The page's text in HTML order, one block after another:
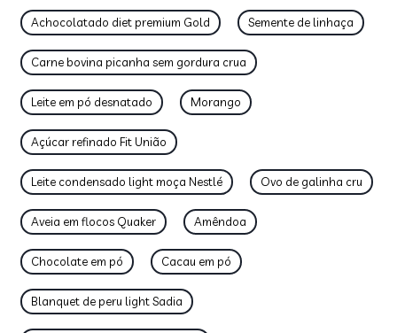
Achocolatado diet premium Gold Semente de linhaça
Carne bovina picanha sem gordura crua
Leite em pó desnatado Morango
Açúcar refinado Fit União
Leite condensado light moça Nestlé Ovo de galinha cru
Aveia em flocos Quaker Amêndoa
Chocolate em pó Cacau em pó
Blanquet de peru light Sadia